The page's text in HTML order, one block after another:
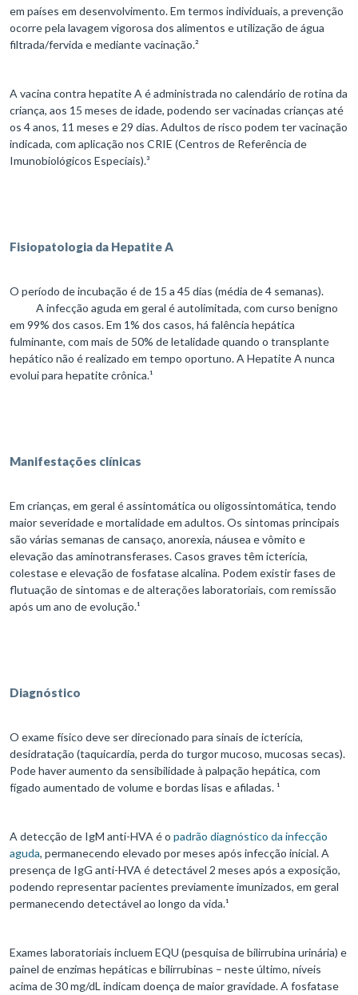
em países em desenvolvimento. Em termos individuais, a prevenção
ocorre pela lavagem vigorosa dos alimentos e utilização de água
filtrada/fervida e mediante vacinação.²
A vacina contra hepatite A é administrada no calendário de rotina da
criança, aos 15 meses de idade, podendo ser vacinadas crianças até
os 4 anos, 11 meses e 29 dias. Adultos de risco podem ter vacinação
indicada, com aplicação nos CRIE (Centros de Referência de
Imunobiológicos Especiais).³
Fisiopatologia da Hepatite A
O período de incubação é de 15 a 45 dias (média de 4 semanas).
A infecção aguda em geral é autolimitada, com curso benigno
em 99% dos casos. Em 1% dos casos, há falência hepática
fulminante, com mais de 50% de letalidade quando o transplante
hepático não é realizado em tempo oportuno. A Hepatite A nunca
evolui para hepatite crônica.¹
Manifestações clínicas
Em crianças, em geral é assintomática ou oligossintomática, tendo
maior severidade e mortalidade em adultos. Os sintomas principais
são várias semanas de cansaço, anorexia, náusea e vômito e
elevação das aminotransferases. Casos graves têm icterícia,
colestase e elevação de fosfatase alcalina. Podem existir fases de
flutuação de sintomas e de alterações laboratoriais, com remissão
após um ano de evolução.¹
Diagnóstico
O exame físico deve ser direcionado para sinais de icterícia,
desidratação (taquicardia, perda do turgor mucoso, mucosas secas).
Pode haver aumento da sensibilidade à palpação hepática, com
fígado aumentado de volume e bordas lisas e afiladas. ¹
A detecção de IgM anti-HVA é o padrão diagnóstico da infecção
aguda, permanecendo elevado por meses após infecção inicial. A
presença de IgG anti-HVA é detectável 2 meses após a exposição,
podendo representar pacientes previamente imunizados, em geral
permanecendo detectável ao longo da vida.¹
Exames laboratoriais incluem EQU (pesquisa de bilirrubina urinária) e
painel de enzimas hepáticas e bilirrubinas – neste último, níveis
acima de 30 mg/dL indicam doença de maior gravidade. A fosfatase